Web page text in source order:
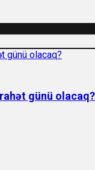
günü olacaq?